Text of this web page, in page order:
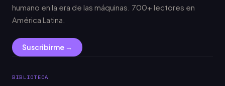
humano en la era de las máquinas. 700+ lectores en
América Latina.
Suscribirme →
BIBLIOTECA